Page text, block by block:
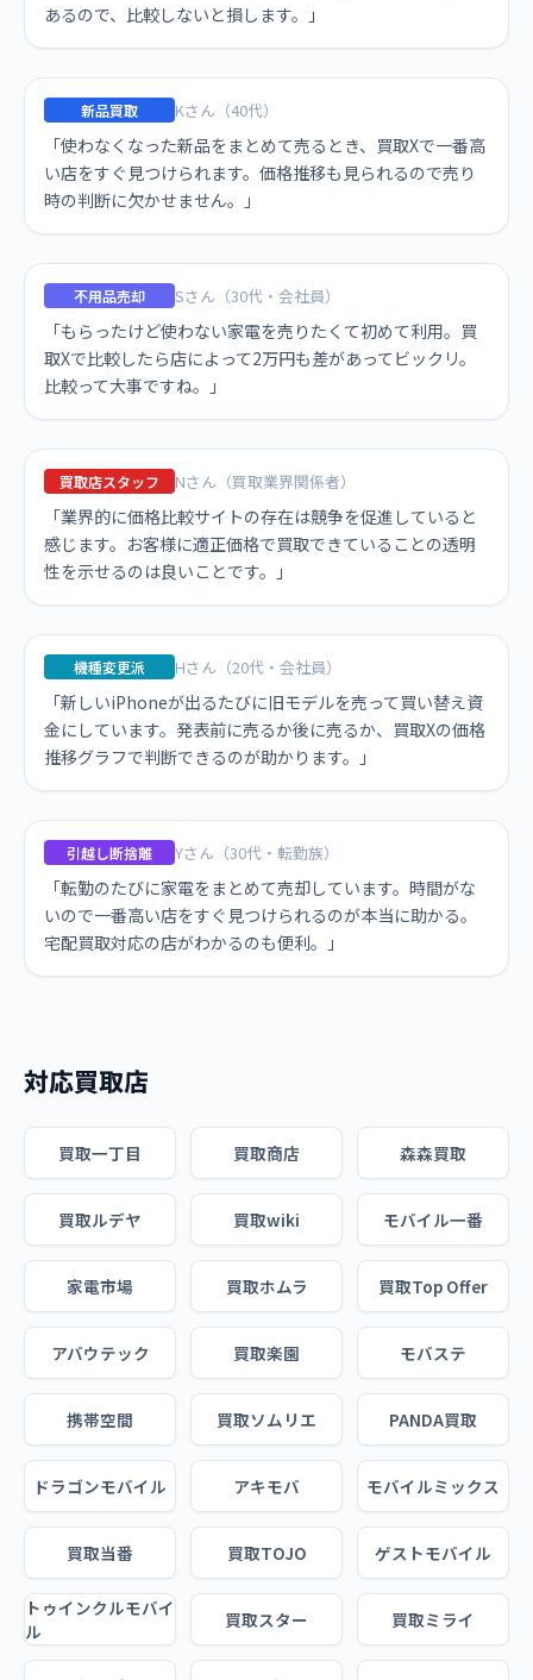
あるので、比較しないと損します。」
新品買取 Kさん（40代）
「使わなくなった新品をまとめて売るとき、買取Xで一番高
い店をすぐ見つけられます。価格推移も見られるので売り
時の判断に欠かせません。」
不用品売却 Sさん（30代・会社員）
「もらったけど使わない家電を売りたくて初めて利用。買
取Xで比較したら店によって2万円も差があってビックリ。
比較って大事ですね。」
買取店スタッフ Nさん（買取業界関係者）
「業界的に価格比較サイトの存在は競争を促進していると
感じます。お客様に適正価格で買取できていることの透明
性を示せるのは良いことです。」
機種変更派 Hさん（20代・会社員）
「新しいiPhoneが出るたびに旧モデルを売って買い替え資
金にしています。発表前に売るか後に売るか、買取Xの価格
推移グラフで判断できるのが助かります。」
引越し断捨離 Yさん（30代・転勤族）
「転勤のたびに家電をまとめて売却しています。時間がな
いので一番高い店をすぐ見つけられるのが本当に助かる。
宅配買取対応の店がわかるのも便利。」
対応買取店
買取一丁目 買取商店 森森買取
買取ルデヤ 買取wiki モバイル一番
家電市場 買取ホムラ 買取Top Offer
アバウテック 買取楽園 モバステ
携帯空間 買取ソムリエ PANDA買取
ドラゴンモバイル アキモバ モバイルミックス
買取当番 買取TOJO ゲストモバイル
トゥインクルモバイ
ル
買取スター 買取ミライ